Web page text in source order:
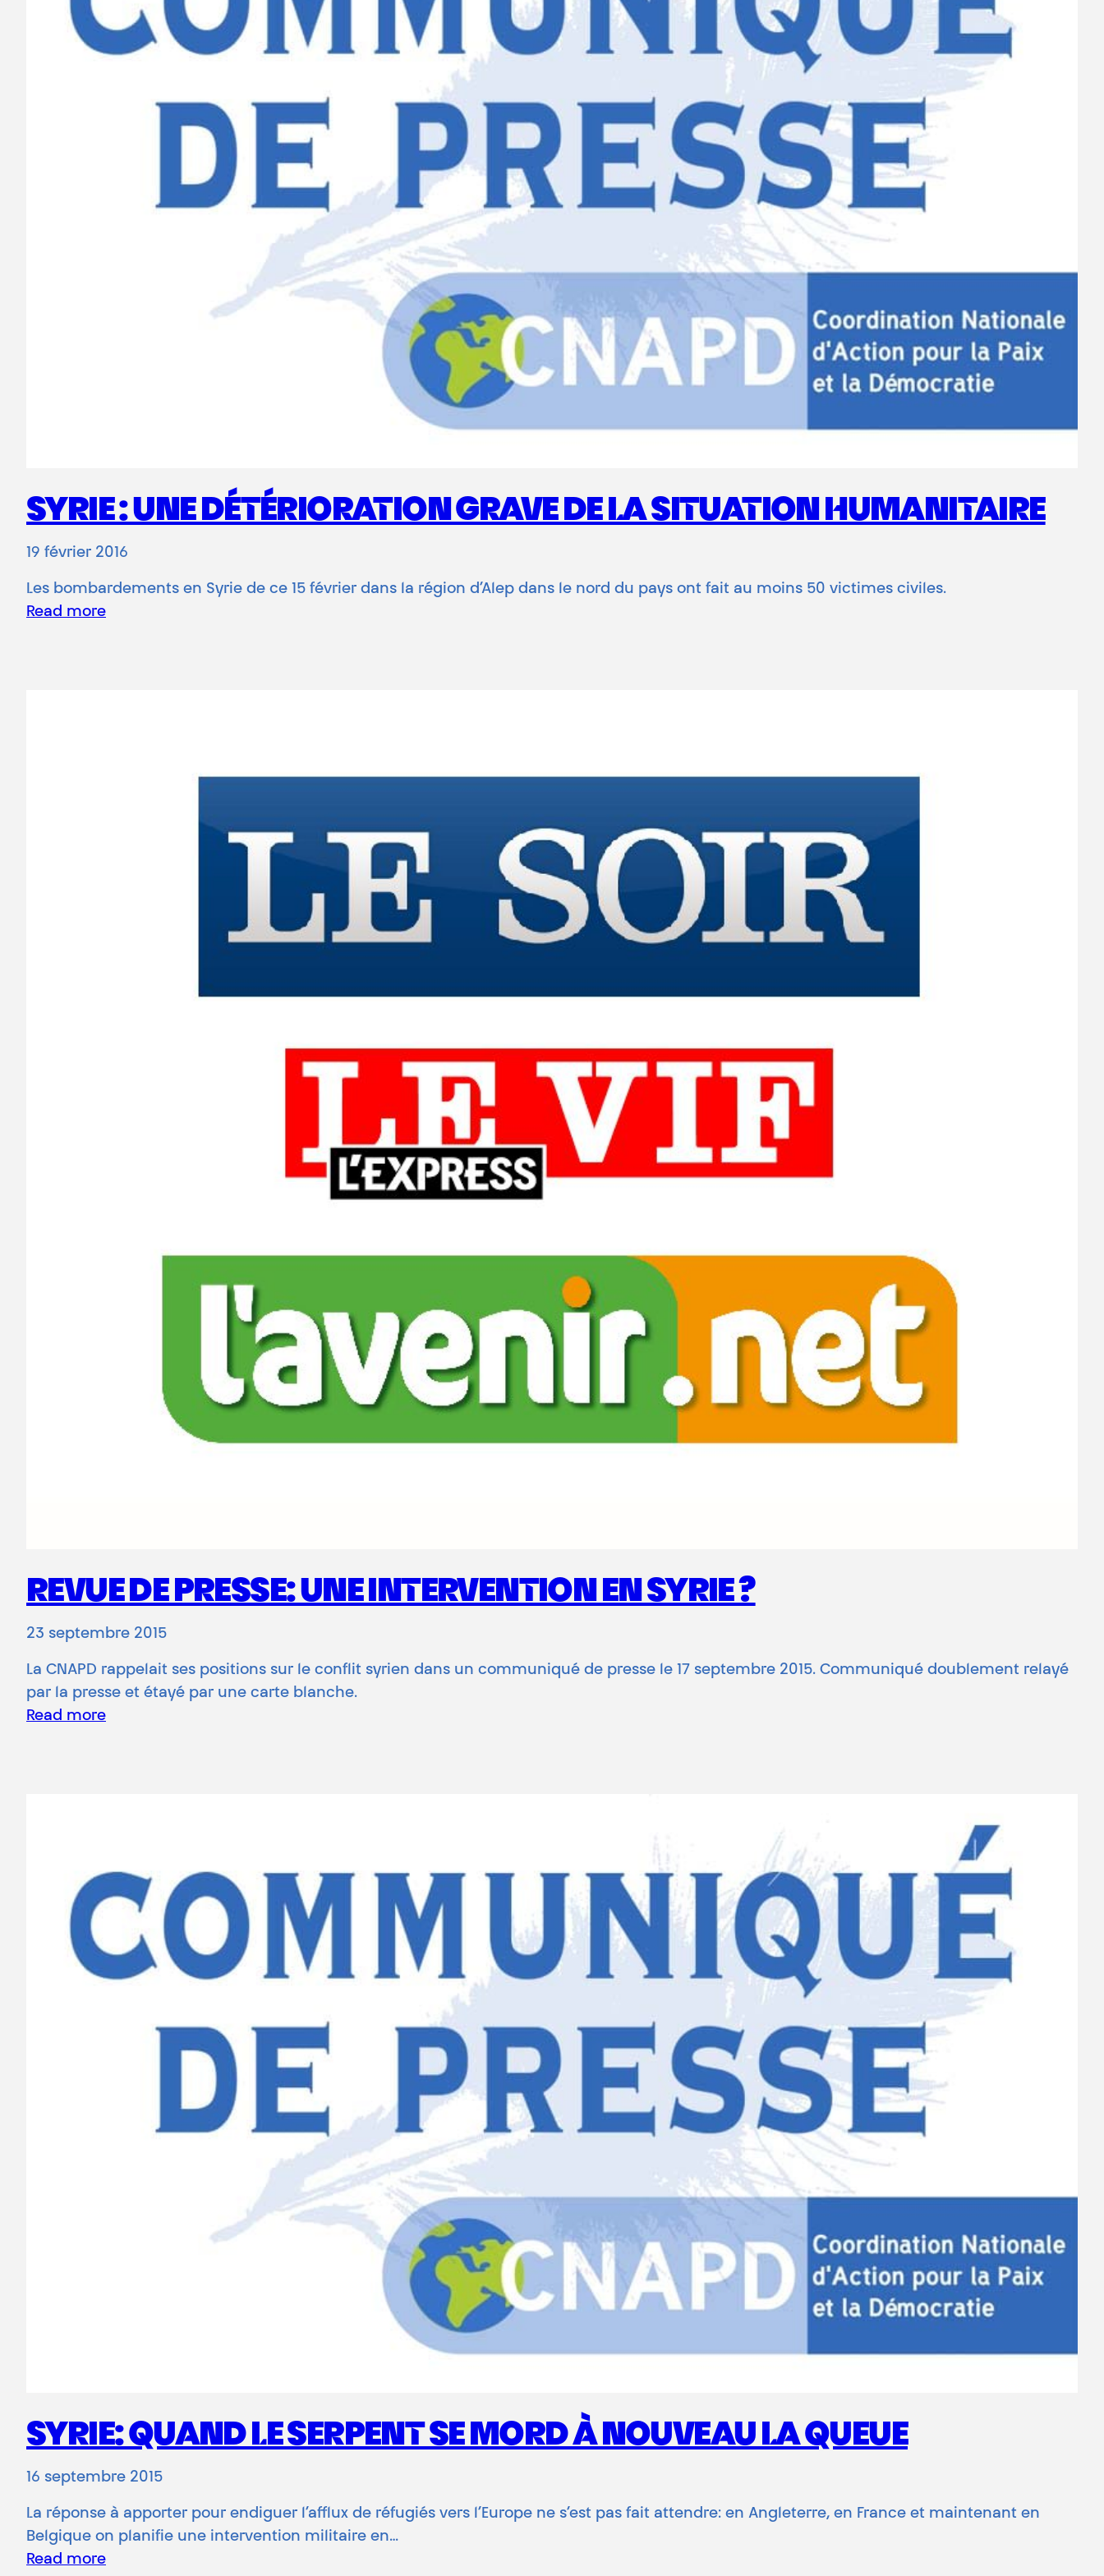
SYRIE : UNE DÉTÉRIORATION GRAVE DE LA SITUATION HUMANITAIRE
19 février 2016
Les bombardements en Syrie de ce 15 février dans la région d’Alep dans le nord du pays ont fait au moins 50 victimes civiles.
Read more
REVUE DE PRESSE: UNE INTERVENTION EN SYRIE ?
23 septembre 2015
La CNAPD rappelait ses positions sur le conflit syrien dans un communiqué de presse le 17 septembre 2015. Communiqué doublement relayé
par la presse et étayé par une carte blanche.
Read more
SYRIE: QUAND LE SERPENT SE MORD À NOUVEAU LA QUEUE
16 septembre 2015
La réponse à apporter pour endiguer l’afflux de réfugiés vers l’Europe ne s’est pas fait attendre: en Angleterre, en France et maintenant en
Belgique on planifie une intervention militaire en…
Read more